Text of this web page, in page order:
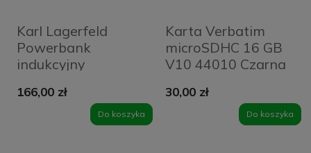
Karl Lagerfeld
Powerbank
indukcyjny
5000mAh
czarny/black NFT
Outline Ikonik
166,00 zł
Do koszyka
Karta Verbatim
microSDHC 16 GB
V10 44010 Czarna
30,00 zł
Do koszyka